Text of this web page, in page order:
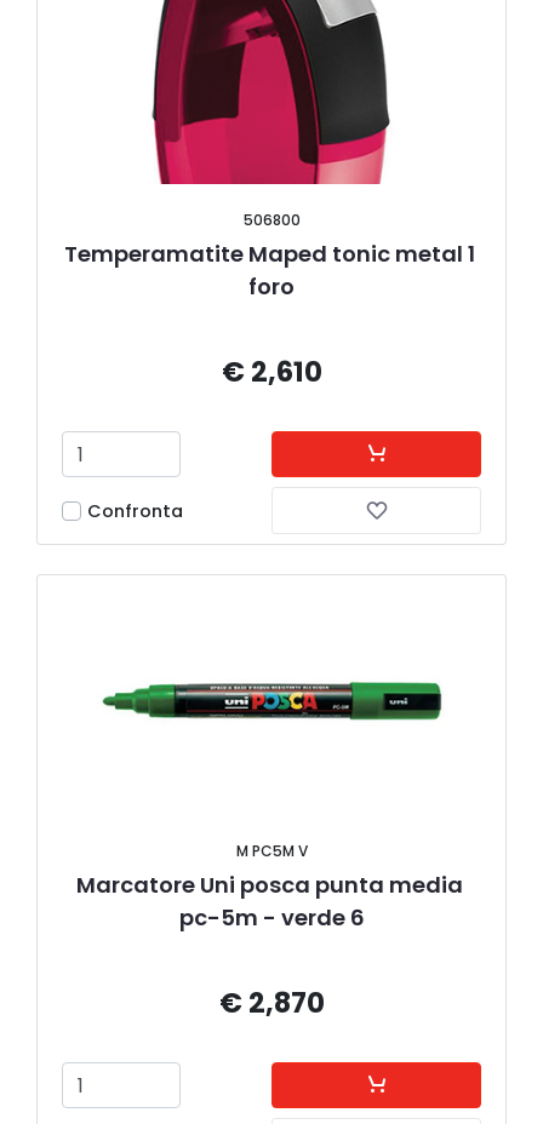
506800
Temperamatite Maped tonic metal 1
foro
€ 2,610
Confronta
M PC5M V
Marcatore Uni posca punta media
pc-5m - verde 6
€ 2,870